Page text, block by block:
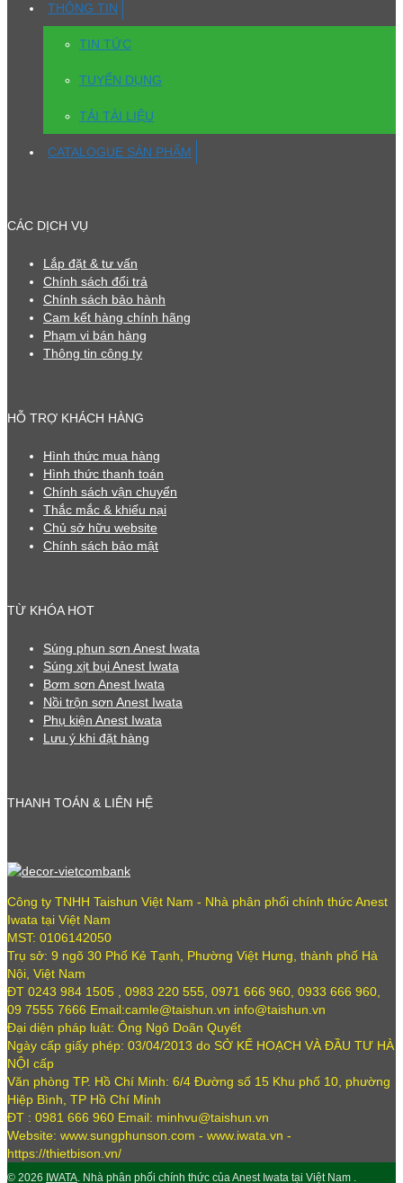
THÔNG TIN
TIN TỨC
TUYỂN DỤNG
TẢI TÀI LIỆU
CATALOGUE SẢN PHẨM
CÁC DỊCH VỤ
Lắp đặt & tư vấn
Chính sách đổi trả
Chính sách bảo hành
Cam kết hàng chính hãng
Phạm vi bán hàng
Thông tin công ty
HỖ TRỢ KHÁCH HÀNG
Hình thức mua hàng
Hình thức thanh toán
Chính sách vận chuyển
Thắc mắc & khiếu nại
Chủ sở hữu website
Chính sách bảo mật
TỪ KHÓA HOT
Súng phun sơn Anest Iwata
Súng xịt bụi Anest Iwata
Bơm sơn Anest Iwata
Nồi trộn sơn Anest Iwata
Phụ kiện Anest Iwata
Lưu ý khi đặt hàng
THANH TOÁN & LIÊN HỆ
Công ty TNHH Taishun Việt Nam - Nhà phân phối chính thức Anest
Iwata tại Việt Nam
MST: 0106142050
Trụ sở: 9 ngõ 30 Phố Kẻ Tạnh, Phường Việt Hưng, thành phố Hà
Nội, Việt Nam
ĐT 0243 984 1505 , 0983 220 555, 0971 666 960, 0933 666 960,
09 7555 7666 Email:camle@taishun.vn info@taishun.vn
Đại diện pháp luật: Ông Ngô Doãn Quyết
Ngày cấp giấy phép: 03/04/2013 do SỞ KẾ HOẠCH VÀ ĐẦU TƯ HÀ
NỘI cấp
Văn phòng TP. Hồ Chí Minh: 6/4 Đường số 15 Khu phố 10, phường
Hiệp Bình, TP Hồ Chí Minh
ĐT : 0981 666 960 Email: minhvu@taishun.vn
Website: www.sungphunson.com - www.iwata.vn -
https://thietbison.vn/
© 2026 IWATA. Nhà phân phối chính thức của Anest Iwata tại Việt Nam .